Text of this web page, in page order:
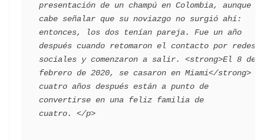
presentación de un champú en Colombia, aunque
cabe señalar que su noviazgo no surgió ahí:
entonces, los dos tenían pareja. Fue un año
después cuando retomaron el contacto por redes
sociales y comenzaron a salir. <strong>El 8 de
febrero de 2020, se casaron en Miami</strong> y
cuatro años después están a punto de
convertirse en una feliz familia de